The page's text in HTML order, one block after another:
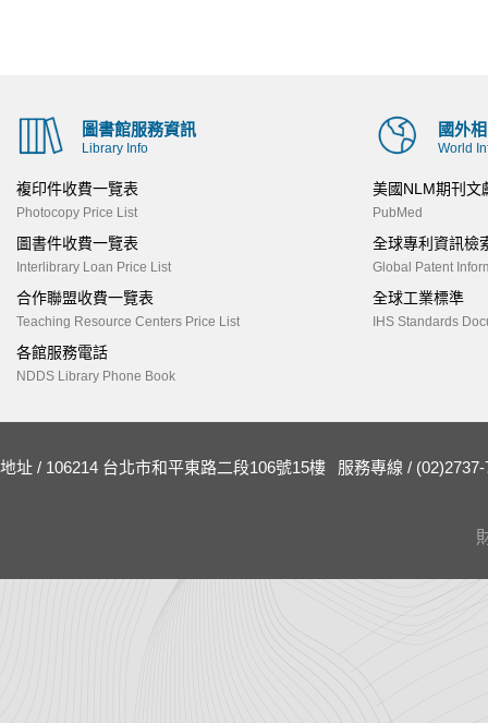
圖書館服務資訊
Library Info
複印件收費一覽表
Photocopy Price List
圖書件收費一覽表
Interlibrary Loan Price List
合作聯盟收費一覽表
Teaching Resource Centers Price List
各館服務電話
NDDS Library Phone Book
國外
World
美國NLM期刊文
PubMed
全球專利資訊檢
Global Patent
全球工業標準
IHS Standards
地址 / 106214 台北市和平東路二段106號15樓 服務專線 / (02)2737-